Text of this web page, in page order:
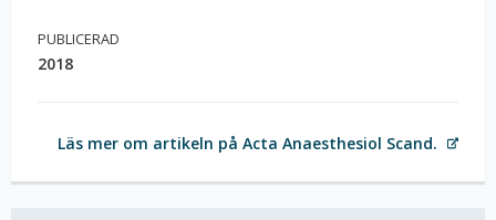
PUBLICERAD
2018
Läs mer om artikeln på Acta Anaesthesiol Scand.